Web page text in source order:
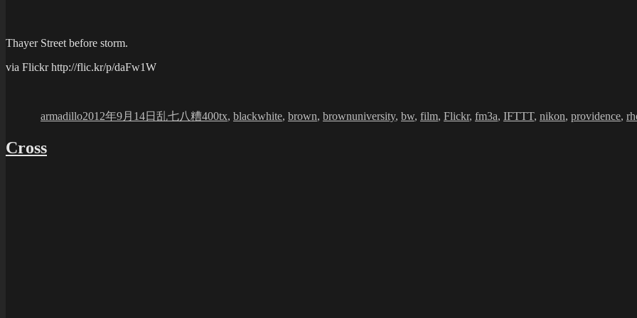
Thayer Street before storm.
via Flickr http://flic.kr/p/daFw1W
armadillo2012年9月14日 乱七八糟400tx, blackwhite, brown, brownuniversity, bw, film, Flickr, fm3a, IFTTT, nikon, providence,
Cross